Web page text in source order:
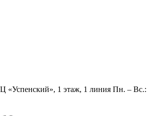
«Успенский», 1 этаж, 1 линия Пн. – Вс.: